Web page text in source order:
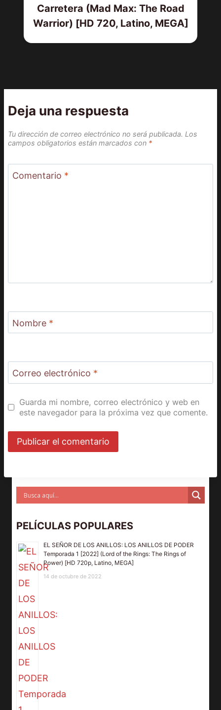
Carretera (Mad Max: The Road
Warrior) [HD 720, Latino, MEGA]
Deja una respuesta
Tu dirección de correo electrónico no será publicada. Los
campos obligatorios están marcados con *
Comentario *
Nombre *
Correo electrónico *
Guarda mi nombre, correo electrónico y web en
este navegador para la próxima vez que comente.
PELÍCULAS POPULARES
EL SEÑOR DE LOS ANILLOS: LOS ANILLOS DE PODER
Temporada 1 [2022] (Lord of the Rings: The Rings of
Power) [HD 720p, Latino, MEGA]
14 de octubre de 2022